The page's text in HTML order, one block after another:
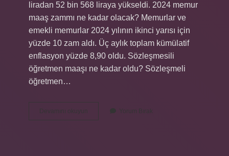
liradan 52 bin 568 liraya yükseldi. 2024 memur
maaş zammı ne kadar olacak? Memurlar ve
emekli memurlar 2024 yılının ikinci yarısı için
yüzde 10 zam aldı. Üç aylık toplam kümülatif
enflasyon yüzde 8,90 oldu. Sözleşmesili
öğretmen maaşı ne kadar oldu? Sözleşmeli
öğretmen…
Devamını okuyun
Öğretmen
Yorum Bırak